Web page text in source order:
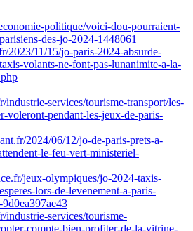
politique/voici-dou-pourraient-
des-jo-2024-1448061
2023/11/15/jo-paris-2024-absurde-
volants-ne-font-pas-lunanimite-a-la-
industrie-services/tourisme-transport/les-
voleront-pendant-les-jeux-de-paris-
2024/06/12/jo-de-paris-prets-a-
le-feu-vert-ministeriel-
jeux-olympiques/jo-2024-taxis-
lors-de-levenement-a-paris-
industrie-services/tourisme-
compte-bien-profiter-de-la-vitrine-